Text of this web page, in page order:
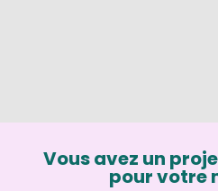
Vous avez un
pour votre